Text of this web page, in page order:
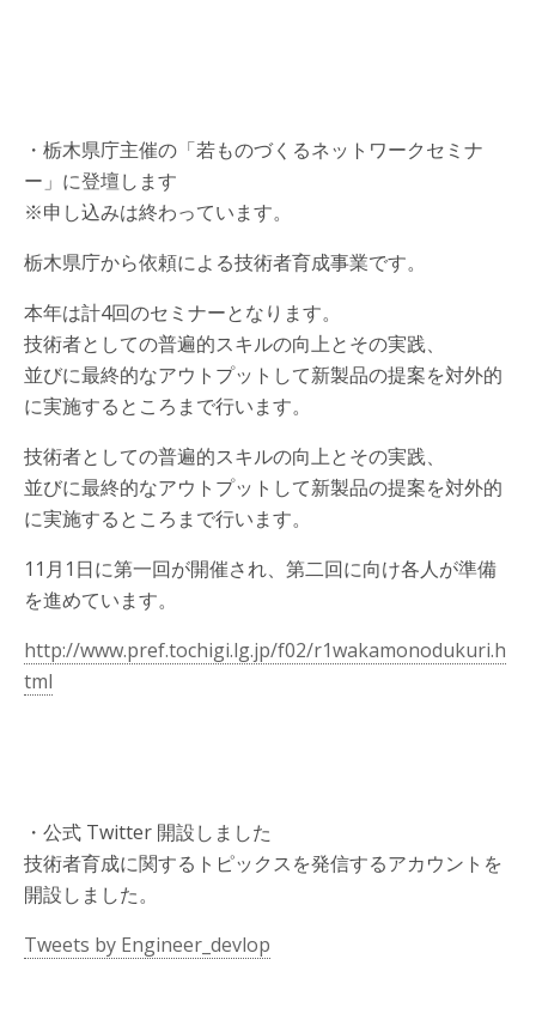
・栃木県庁主催の「若ものづくるネットワークセミナ
ー」に登壇します
※申し込みは終わっています。
栃木県庁から依頼による技術者育成事業です。
本年は計4回のセミナーとなります。
技術者としての普遍的スキルの向上とその実践、
並びに最終的なアウトプットして新製品の提案を対外的
に実施するところまで行います。
技術者としての普遍的スキルの向上とその実践、
並びに最終的なアウトプットして新製品の提案を対外的
に実施するところまで行います。
11月1日に第一回が開催され、第二回に向け各人が準備
を進めています。
http://www.pref.tochigi.lg.jp/f02/r1wakamonodukuri.h
tml
・公式 Twitter 開設しました
技術者育成に関するトピックスを発信するアカウントを
開設しました。
Tweets by Engineer_devlop